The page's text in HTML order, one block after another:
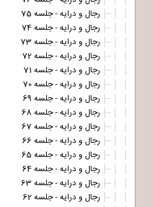
رجال و درایه - جلسه 75
رجال و درایه - جلسه 74
رجال و درایه - جلسه 73
رجال و درایه - جلسه 72
رجال و درایه - جلسه 71
رجال و درایه - جلسه 70
رجال و درایه - جلسه 69
رجال و درایه - جلسه 68
رجال و درایه - جلسه 67
رجال و درایه - جلسه 66
رجال و درایه - جلسه 65
رجال و درایه - جلسه 64
رجال و درایه - جلسه 63
رجال و درایه - جلسه 62